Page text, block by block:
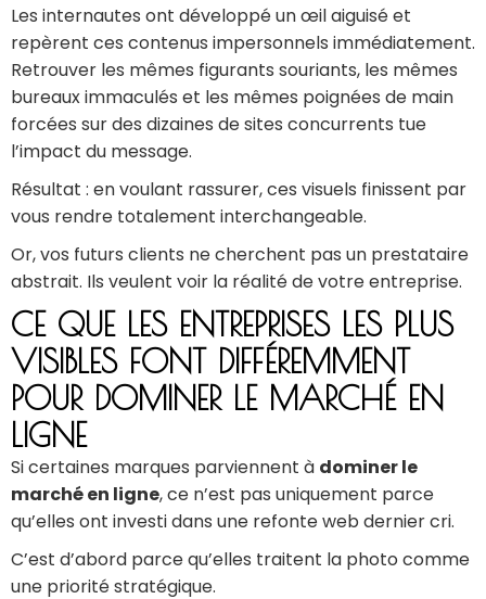
Les internautes ont développé un œil aiguisé et
repèrent ces contenus impersonnels immédiatement.
Retrouver les mêmes figurants souriants, les mêmes
bureaux immaculés et les mêmes poignées de main
forcées sur des dizaines de sites concurrents tue
l’impact du message.
Résultat : en voulant rassurer, ces visuels finissent par
vous rendre totalement interchangeable.
Or, vos futurs clients ne cherchent pas un prestataire
abstrait. Ils veulent voir la réalité de votre entreprise.
CE QUE LES ENTREPRISES LES PLUS
VISIBLES FONT DIFFÉREMMENT
POUR DOMINER LE MARCHÉ EN
LIGNE
Si certaines marques parviennent à dominer le
marché en ligne, ce n’est pas uniquement parce
qu’elles ont investi dans une refonte web dernier cri.
C’est d’abord parce qu’elles traitent la photo comme
une priorité stratégique.